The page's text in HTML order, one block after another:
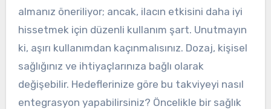
almanız öneriliyor; ancak, ilacın etkisini daha iyi
hissetmek için düzenli kullanım şart. Unutmayın
ki, aşırı kullanımdan kaçınmalısınız. Dozaj, kişisel
sağlığınız ve ihtiyaçlarınıza bağlı olarak
değişebilir. Hedeflerinize göre bu takviyeyi nasıl
entegrasyon yapabilirsiniz? Öncelikle bir sağlık